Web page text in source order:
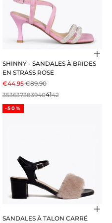
SHINNY - SANDALES À BRIDES
EN STRASS ROSE
PRIX DE VENTE
€44.95PRIX NORMAL
€89.90
3536373839404142
les options
-50%
SANDALES À TALON CARRÉ